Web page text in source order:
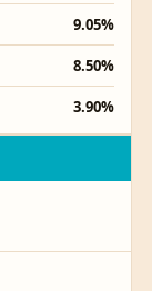
9.05%
8.50%
3.90%